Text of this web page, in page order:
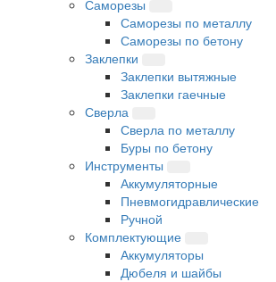
Саморезы
Саморезы по металлу
Саморезы по бетону
Заклепки
Заклепки вытяжные
Заклепки гаечные
Сверла
Сверла по металлу
Буры по бетону
Инструменты
Аккумуляторные
Пневмогидравлические
Ручной
Комплектующие
Аккумуляторы
Дюбеля и шайбы